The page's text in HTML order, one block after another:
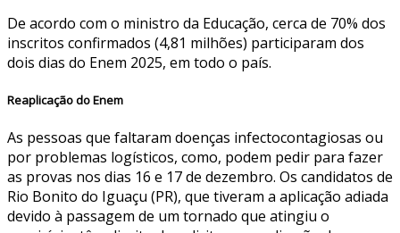
De acordo com o ministro da Educação, cerca de 70% dos
inscritos confirmados (4,81 milhões) participaram dos
dois dias do Enem 2025, em todo o país.
Reaplicação do Enem
As pessoas que faltaram doenças infectocontagiosas ou
por problemas logísticos, como, podem pedir para fazer
as provas nos dias 16 e 17 de dezembro. Os candidatos de
Rio Bonito do Iguaçu (PR), que tiveram a aplicação adiada
devido à passagem de um tornado que atingiu o